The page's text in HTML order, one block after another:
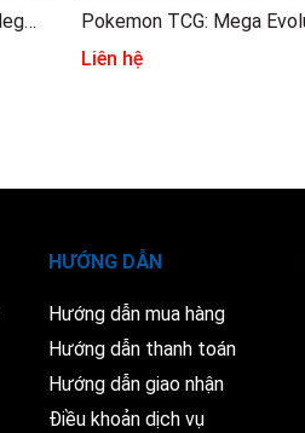
Thẻ bài TCG Pokemon Mega Evolution Chaos Rising Sleeved Booster Pack ME04
Liên hệ
HƯỚNG DẪN
Hướng dẫn mua hàng
Hướng dẫn thanh toán
Hướng dẫn giao nhận
Điều khoản dịch vụ